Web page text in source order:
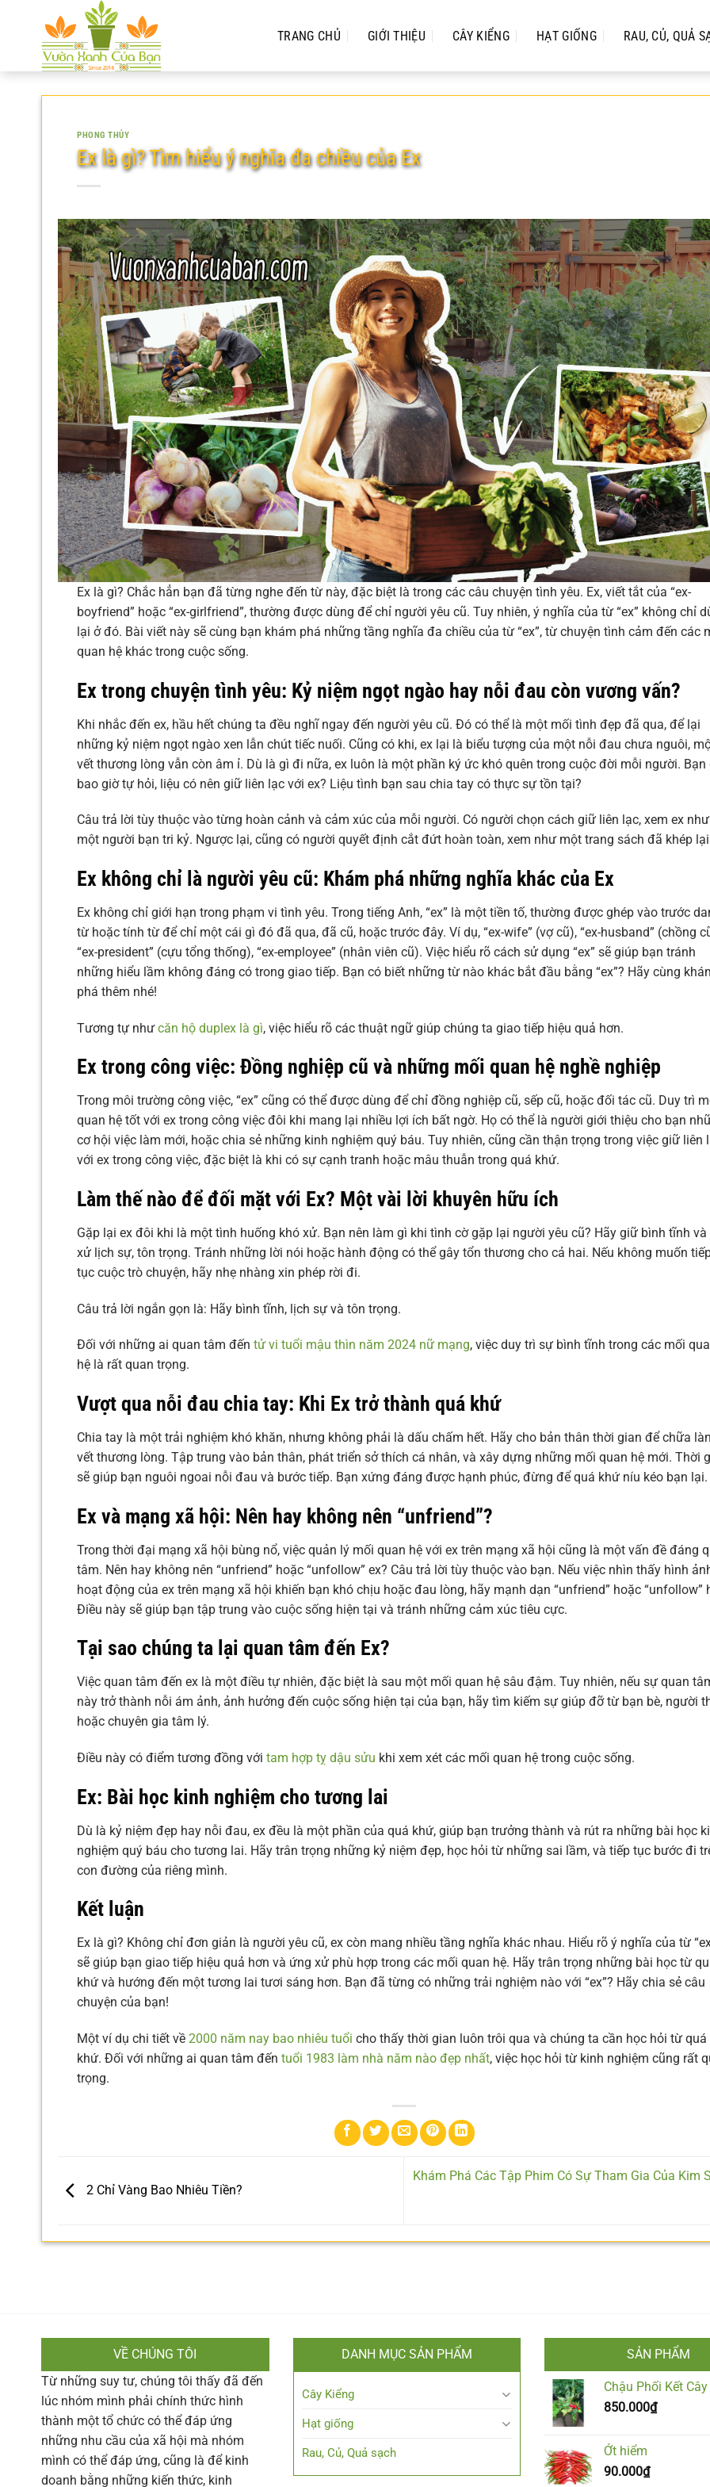
dung
TRANG CHỦ GIỚI THIỆU CÂY KIỂNG HẠT GIỐNG RAU, CỦ, QUẢ
PHONG THỦY
Ex là gì? Tìm hiểu ý nghĩa đa chiều của Ex
Ex là gì? Chắc hẳn bạn đã từng nghe đến từ này, đặc biệt là trong các câu chuyện tình yêu. Ex, viết tắt của “ex-
boyfriend” hoặc “ex-girlfriend”, thường được dùng để chỉ người yêu cũ. Tuy nhiên, ý nghĩa của từ “ex” không chỉ
lại ở đó. Bài viết này sẽ cùng bạn khám phá những tầng nghĩa đa chiều của từ “ex”, từ chuyện tình cảm đến các
quan hệ khác trong cuộc sống.
Ex trong chuyện tình yêu: Kỷ niệm ngọt ngào hay nỗi đau còn vương vấn?
Khi nhắc đến ex, hầu hết chúng ta đều nghĩ ngay đến người yêu cũ. Đó có thể là một mối tình đẹp đã qua, để lại
những kỷ niệm ngọt ngào xen lẫn chút tiếc nuối. Cũng có khi, ex lại là biểu tượng của một nỗi đau chưa nguôi,
vết thương lòng vẫn còn âm ỉ. Dù là gì đi nữa, ex luôn là một phần ký ức khó quên trong cuộc đời mỗi người. Bạn
bao giờ tự hỏi, liệu có nên giữ liên lạc với ex? Liệu tình bạn sau chia tay có thực sự tồn tại?
Câu trả lời tùy thuộc vào từng hoàn cảnh và cảm xúc của mỗi người. Có người chọn cách giữ liên lạc, xem ex như
một người bạn tri kỷ. Ngược lại, cũng có người quyết định cắt đứt hoàn toàn, xem như một trang sách đã khép
Ex không chỉ là người yêu cũ: Khám phá những nghĩa khác của Ex
Ex không chỉ giới hạn trong phạm vi tình yêu. Trong tiếng Anh, “ex” là một tiền tố, thường được ghép vào trước
từ hoặc tính từ để chỉ một cái gì đó đã qua, đã cũ, hoặc trước đây. Ví dụ, “ex-wife” (vợ cũ), “ex-husband” (chồng
“ex-president” (cựu tổng thống), “ex-employee” (nhân viên cũ). Việc hiểu rõ cách sử dụng “ex” sẽ giúp bạn tránh
những hiểu lầm không đáng có trong giao tiếp. Bạn có biết những từ nào khác bắt đầu bằng “ex”? Hãy cùng
phá thêm nhé!
Tương tự như căn hộ duplex là gì, việc hiểu rõ các thuật ngữ giúp chúng ta giao tiếp hiệu quả hơn.
Ex trong công việc: Đồng nghiệp cũ và những mối quan hệ nghề nghiệp
Trong môi trường công việc, “ex” cũng có thể được dùng để chỉ đồng nghiệp cũ, sếp cũ, hoặc đối tác cũ. Duy trì
quan hệ tốt với ex trong công việc đôi khi mang lại nhiều lợi ích bất ngờ. Họ có thể là người giới thiệu cho bạn
cơ hội việc làm mới, hoặc chia sẻ những kinh nghiệm quý báu. Tuy nhiên, cũng cần thận trọng trong việc giữ liên
với ex trong công việc, đặc biệt là khi có sự cạnh tranh hoặc mâu thuẫn trong quá khứ.
Làm thế nào để đối mặt với Ex? Một vài lời khuyên hữu ích
Gặp lại ex đôi khi là một tình huống khó xử. Bạn nên làm gì khi tình cờ gặp lại người yêu cũ? Hãy giữ bình tĩnh và
xử lịch sự, tôn trọng. Tránh những lời nói hoặc hành động có thể gây tổn thương cho cả hai. Nếu không muốn
tục cuộc trò chuyện, hãy nhẹ nhàng xin phép rời đi.
Câu trả lời ngắn gọn là: Hãy bình tĩnh, lịch sự và tôn trọng.
Đối với những ai quan tâm đến tử vi tuổi mậu thìn năm 2024 nữ mạng, việc duy trì sự bình tĩnh trong các mối
hệ là rất quan trọng.
Vượt qua nỗi đau chia tay: Khi Ex trở thành quá khứ
Chia tay là một trải nghiệm khó khăn, nhưng không phải là dấu chấm hết. Hãy cho bản thân thời gian để chữa
vết thương lòng. Tập trung vào bản thân, phát triển sở thích cá nhân, và xây dựng những mối quan hệ mới. Thời
sẽ giúp bạn nguôi ngoai nỗi đau và bước tiếp. Bạn xứng đáng được hạnh phúc, đừng để quá khứ níu kéo bạn lại.
Ex và mạng xã hội: Nên hay không nên “unfriend”?
Trong thời đại mạng xã hội bùng nổ, việc quản lý mối quan hệ với ex trên mạng xã hội cũng là một vấn đề đáng
tâm. Nên hay không nên “unfriend” hoặc “unfollow” ex? Câu trả lời tùy thuộc vào bạn. Nếu việc nhìn thấy hình
hoạt động của ex trên mạng xã hội khiến bạn khó chịu hoặc đau lòng, hãy mạnh dạn “unfriend” hoặc “unfollow”
Điều này sẽ giúp bạn tập trung vào cuộc sống hiện tại và tránh những cảm xúc tiêu cực.
Tại sao chúng ta lại quan tâm đến Ex?
Việc quan tâm đến ex là một điều tự nhiên, đặc biệt là sau một mối quan hệ sâu đậm. Tuy nhiên, nếu sự quan
này trở thành nỗi ám ảnh, ảnh hưởng đến cuộc sống hiện tại của bạn, hãy tìm kiếm sự giúp đỡ từ bạn bè, người
hoặc chuyên gia tâm lý.
Điều này có điểm tương đồng với tam hợp tỵ dậu sửu khi xem xét các mối quan hệ trong cuộc sống.
Ex: Bài học kinh nghiệm cho tương lai
Dù là kỷ niệm đẹp hay nỗi đau, ex đều là một phần của quá khứ, giúp bạn trưởng thành và rút ra những bài học
nghiệm quý báu cho tương lai. Hãy trân trọng những kỷ niệm đẹp, học hỏi từ những sai lầm, và tiếp tục bước đi
con đường của riêng mình.
Kết luận
Ex là gì? Không chỉ đơn giản là người yêu cũ, ex còn mang nhiều tầng nghĩa khác nhau. Hiểu rõ ý nghĩa của từ
sẽ giúp bạn giao tiếp hiệu quả hơn và ứng xử phù hợp trong các mối quan hệ. Hãy trân trọng những bài học từ
khứ và hướng đến một tương lai tươi sáng hơn. Bạn đã từng có những trải nghiệm nào với “ex”? Hãy chia sẻ câu
chuyện của bạn!
Một ví dụ chi tiết về 2000 năm nay bao nhiêu tuổi cho thấy thời gian luôn trôi qua và chúng ta cần học hỏi từ quá
khứ. Đối với những ai quan tâm đến tuổi 1983 làm nhà năm nào đẹp nhất, việc học hỏi từ kinh nghiệm cũng rất
trọng.
2 Chỉ Vàng Bao Nhiêu Tiền?
Khám Phá Các Tập Phim Có Sự Tham Gia Của Kim
VỀ CHÚNG TÔI
Từ những suy tư, chúng tôi thấy đã đến
lúc nhóm mình phải chính thức hình
thành một tổ chức có thể đáp ứng
những nhu cầu của xã hội mà nhóm
mình có thể đáp ứng, cũng là để kinh
doanh bằng những kiến thức, kinh
DANH MỤC SẢN PHẨM
Cây Kiểng
Hạt giống
Rau, Củ, Quả sạch
SẢN PHẨM
Chậu Phối Kết
850.000₫
Ớt hiểm
90.000₫